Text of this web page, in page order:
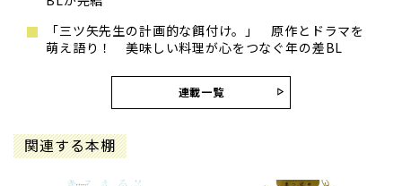
「三ツ矢先生の計画的な餌付け。」 原作とドラマを
萌え語り！ 美味しい料理が心をつなぐ年の差BL
連載一覧
関連する本棚